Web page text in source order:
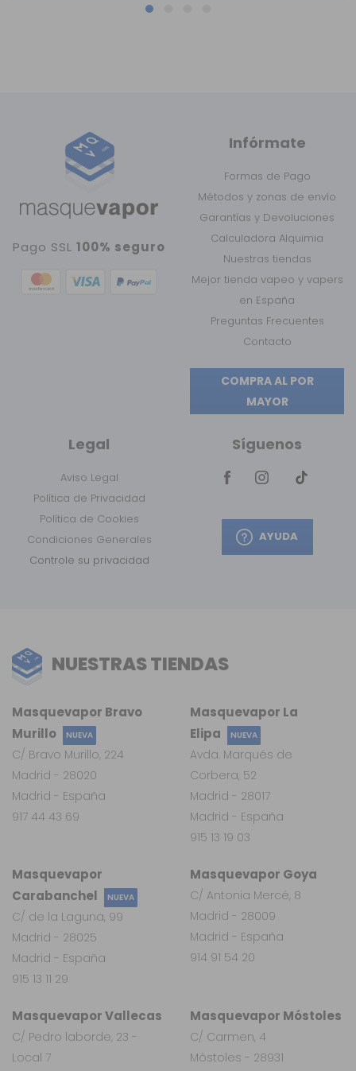
Pago SSL100% seguro
Infórmate
Formas de Pago
Métodos y zonas de envío
Garantías y Devoluciones
Calculadora Alquimia
Nuestras tiendas
Mejor tienda vapeo y vapers
en España
Preguntas Frecuentes
Contacto
COMPRA AL POR
MAYOR
Legal
Aviso Legal
Política de Privacidad
Política de Cookies
Condiciones Generales
Controle su privacidad
Síguenos
AYUDA
NUESTRAS TIENDAS
Masquevapor
Carabanchel
NUEVA
C/ de la Laguna, 99
Madrid - 28025
Madrid - España
915 13 11 29
Masquevapor Vallecas
C/ Pedro laborde, 23 -
Local 7
Masquevapor Móstoles
C/ Carmen, 4
Móstoles - 28931
Masquevapor Goya
C/ Antonia Mercé, 8
Madrid - 28009
Madrid - España
914 91 54 20
Masquevapor La
Elipa
NUEVA
Avda. Marqués de
Corbera, 52
Madrid - 28017
Madrid - España
915 13 19 03
Masquevapor Bravo
Murillo
NUEVA
C/ Bravo Murillo, 224
Madrid - 28020
Madrid - España
917 44 43 69